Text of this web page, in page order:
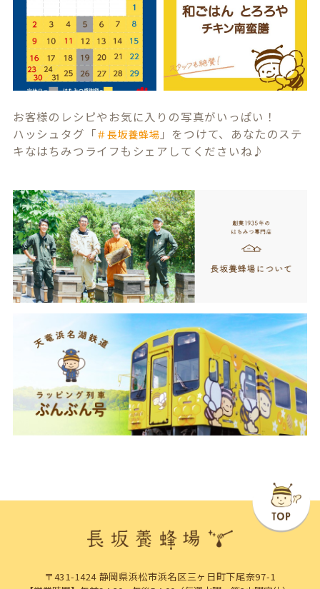
お客様のレシピやお気に入りの写真がいっぱい！
ハッシュタグ「＃長坂養蜂場 」をつけて、あなたのステ
キなはちみつライフもシェアしてくださいね♪
〒431-1424 静岡県浜松市浜名区三ヶ日町下尾奈97-1